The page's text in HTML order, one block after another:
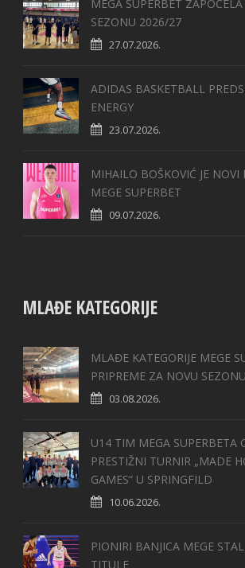
MEGA SUPERBET
SEZONU 2026/27
27.07.2026.
ADIDAS BASKETBALL
ENERGY
23.07.2026.
MIHAILO BOŠKOVIĆ JE NOVI
MEGE SUPERBET
09.07.2026.
MLAĐE KATEGORIJE
MLAĐE KATEGORIJE MEGE
PRIPREME ZA NOVU SEZONU
03.08.2026.
U14 TIM MEGA SUPERBETA
PRESTIŽNI TURNIR „MADE
GAMES“ U SPRINGFILD
10.06.2026.
PIONIRI BANJICA MEGE
TITULE